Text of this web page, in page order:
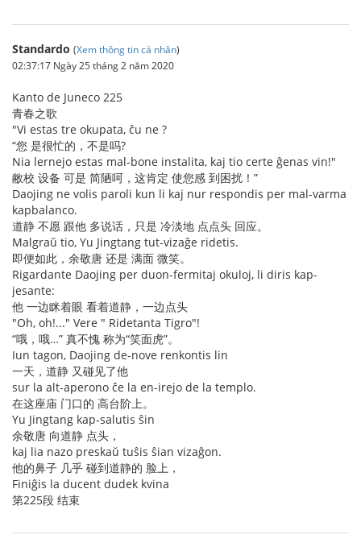
Standardo (Xem thông tin cá nhân)
02:37:17 Ngày 25 tháng 2 năm 2020
Kanto de Juneco 225
青春之歌
"Vi estas tre okupata, ĉu ne ?
“您 是很忙的，不是吗?
Nia lernejo estas mal-bone instalita, kaj tio certe ĝenas vin!"
敝校 设备 可是 简陋呵，这肯定 使您感 到困扰！”
Daojing ne volis paroli kun li kaj nur respondis per mal-varma
kapbalanco.
道静 不愿 跟他 多说话，只是 冷淡地 点点头 回应。
Malgraŭ tio, Yu Jingtang tut-vizaĝe ridetis.
即便如此，余敬唐 还是 满面 微笑。
Rigardante Daojing per duon-fermitaj okuloj, li diris kap-
jesante:
他 一边眯着眼 看着道静，一边点头
"Oh, oh!..." Vere " Ridetanta Tigro"!
“哦，哦…” 真不愧 称为“笑面虎”。
Iun tagon, Daojing de-nove renkontis lin
一天，道静 又碰见了他
sur la alt-aperono ĉe la en-irejo de la templo.
在这座庙 门口的 高台阶上。
Yu Jingtang kap-salutis ŝin
余敬唐 向道静 点头，
kaj lia nazo preskaŭ tuŝis ŝian vizaĝon.
他的鼻子 几乎 碰到道静的 脸上，
Finiĝis la ducent dudek kvina
第225段 结束